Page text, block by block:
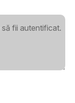
fii autentificat.